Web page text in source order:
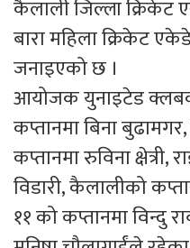
कैलाली जिल्ला क्रिकेट
बारा महिला क्रिकेट
जनाइएको छ ।
आयोजक युनाइटेड
कप्तानमा बिना
कप्तानमा रुविना
विडारी, कैलालीको
११ को कप्तानमा विन्दु